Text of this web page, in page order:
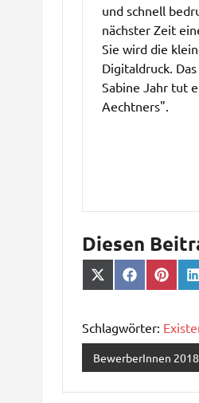
und schnell
nächster Zeit
Sie wird die
Digitaldruck.
Sabine Jahr tut
Aechtners".
Diesen
Share
on
Share
on
Share
on
Schlagwörter:
BewerberInnen 2018